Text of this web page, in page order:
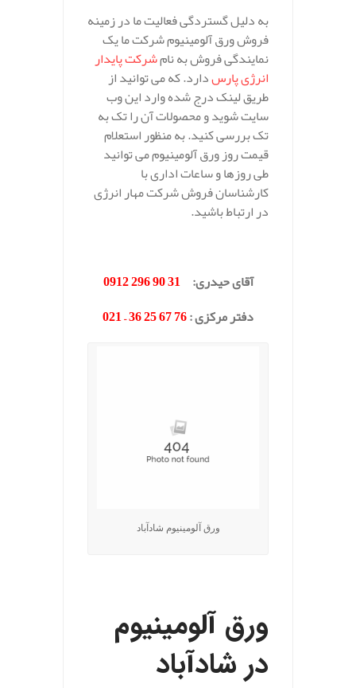
به دلیل گستردگی فعالیت ما در زمینه
فروش ورق آلومینیوم شرکت ما یک
نمایندگی فروش به نامشرکت پایدار
انرژی پارسدارد. که می توانید از
طریق لینک درج شده وارد این وب
سایت شوید و محصولات آن را تک به
تک بررسی کنید. به منظور استعلام
قیمت روز ورق آلومینیوم می توانید
طی روزها و ساعات اداری با
کارشناسان فروش شرکت مهار انرژی
در ارتباط باشید.
آقای حیدری:31 90 296 0912
دفتر مرکزی :76 67 25 36 – 021
ورق آلومینیوم شادآباد
ورق آلومینیوم
در شادآباد